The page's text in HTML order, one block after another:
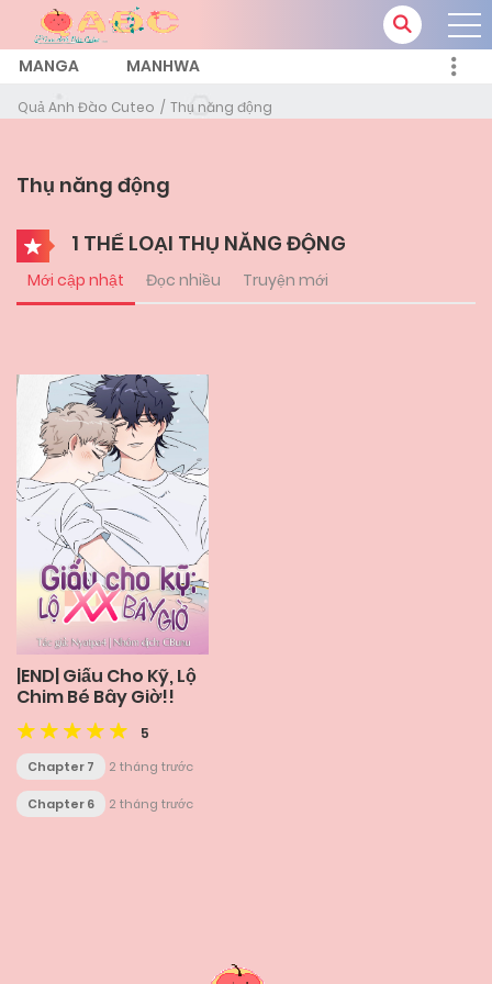
MANGA MANHWA
Quả Anh Đào Cuteo Thụ năng động
Thụ năng động
1 THỂ LOẠI THỤ NĂNG ĐỘNG
Mới cập nhật Đọc nhiều Truyện mới
|END| Giấu Cho Kỹ, Lộ
Chim Bé Bây Giờ!!
5
Chapter 7 2 tháng trước
Chapter 6 2 tháng trước